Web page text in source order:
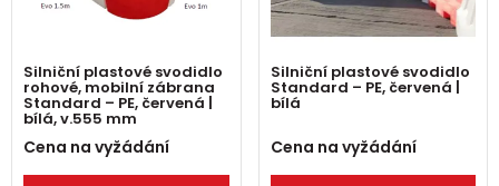
Silniční plastové svodidlo
rohové, mobilní zábrana
Standard – PE, červená |
bílá, v.555 mm
Cena na vyžádání
Silniční plastové svodidlo
Standard – PE, červená |
bílá
Cena na vyžádání